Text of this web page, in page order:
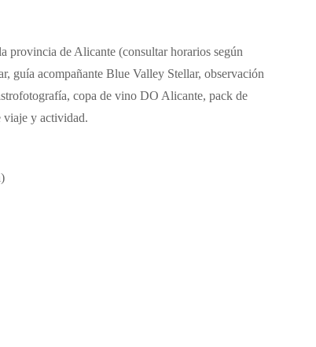
provincia de Alicante (consultar horarios según
guía acompañante Blue Valley Stellar, observación
copa de vino DO Alicante, pack de
viaje y actividad.